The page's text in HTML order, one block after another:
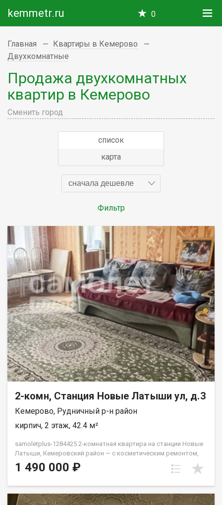
kemmetr.ru 0
Главная
Квартиры в Кемерово
Двухкомнатные
Продажа двухкомнатных
квартир в Кемерово
Сменить город
список
карта
сначала дешевле
Фильтр
2-комн, Станция Новые Латыши ул, д.3
Кемерово, Рудничный р-н район
кирпич, 2 этаж, 42.4 м²
samoletplus-1284425 2-комнатная квартира на станции Новые
Латыши, Кемеровский район — с косметическим ремонтом,
заезжайте и живите. Звука поездов в квартире не слышно.
Просторные комнаты, удобная планировка, большая
автобус доставляет детей до школы. Цена обсуждаема. АН
1 490 000 ₽